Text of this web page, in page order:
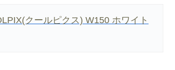
クールピクス) W150 ホワイト